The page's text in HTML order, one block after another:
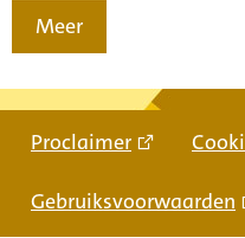
Meer
Proclaimer
Gebruiksvoorwaarden